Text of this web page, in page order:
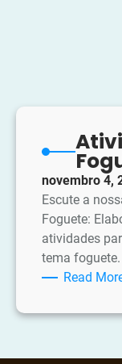
novembro 4,
Escute a
Foguete:
atividades
tema
Read